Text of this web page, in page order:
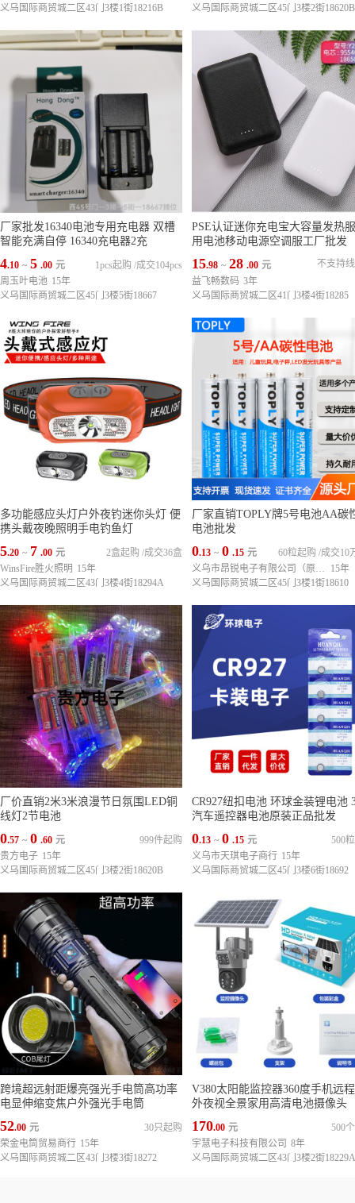
义乌国际商贸城二区43门3楼1街18216B 义乌国际商贸城二区45门3楼2街18620B
厂家批发16340电池专用充电器 双槽
智能充满自停 16340充电器2充
4.10 ~ 5 .00 元 成交104pcs
1pcs起购 /
周玉叶电池 15年
义乌国际商贸城二区45门3楼5街18667
PSE认证迷你充电宝大容量发热
用电池移动电源空调服工厂批发
15.98 ~ 28 .00 元
不支持
益飞畅数码 3年
义乌国际商贸城二区41门3楼4街18285
多功能感应头灯户外夜钓迷你头灯 便
携头戴夜晚照明手电钓鱼灯
5.20 ~ 7 .00 元 成交36盒
2盒起购 /
WinsFire胜火照明 15年
义乌国际商贸城二区43门3楼4街18294A
厂家直销TOPLY牌5号电池AA碳
电池批发
0.13 ~ 0 .15 元 成交10
60粒起购 /
义乌市昂锐电子有限公司（原熊健电池Battery商行）
15年
义乌国际商贸城二区45门3楼1街18610
厂价直销2米3米浪漫节日氛围LED铜
线灯2节电池
0.57 ~ 0 .60 元
999件起购
贵方电子 15年
义乌国际商贸城二区45门3楼2街18620B
CR927纽扣电池 环球金装锂电池
汽车遥控器电池原装正品批发
0.13 ~ 0 .15 元
500
义乌市天琪电子商行 15年
义乌国际商贸城二区45门3楼6街18692
跨境超远射距爆亮强光手电筒高功率
电显伸缩变焦户外强光手电筒
52.00 元
30只起购
荣金电筒贸易商行 15年
义乌国际商贸城二区43门3楼3街18272
V380太阳能监控器360度手机远
外夜视全景家用高清电池摄像头
170.00 元
500
宇慧电子科技有限公司 8年